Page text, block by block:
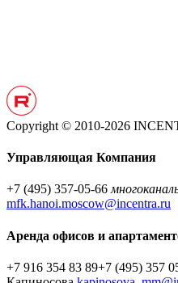
Copyright © 2010-2026
Управляющая Компания
+7 (495) 357-05-66
mfk.hanoi.moscow@incentra.ru
Аренда офисов и
+7 916 354 83 89+7 (495) 357